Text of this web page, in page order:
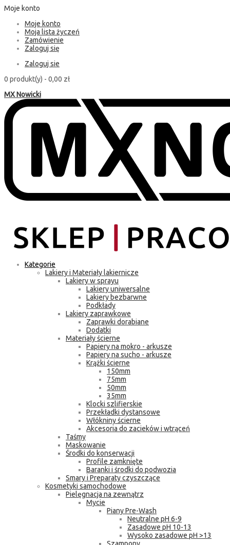
Moje konto
Moje konto
Moja lista życzeń
Zamówienie
Zaloguj się
Zaloguj sie
0 produkt(y) - 0,00 zł
MX Nowicki
Kategorie
Lakiery i Materiały lakiernicze
Lakiery w sprayu
Lakiery uniwersalne
Lakiery bezbarwne
Podkłady
Lakiery zaprawkowe
Zaprawki dorabiane
Dodatki
Materiały ścierne
Papiery na mokro - arkusze
Papiery na sucho - arkusze
Krążki ścierne
150mm
75mm
50mm
35mm
Klocki szlifierskie
Przekładki dystansowe
Włókniny ścierne
Akcesoria do zacieków i wtrąceń
Taśmy
Maskowanie
Środki do konserwacji
Profile zamknięte
Baranki i środki do podwozia
Smary i Preparaty czyszczące
Kosmetyki samochodowe
Pielęgnacja na zewnątrz
Mycie
Piany Pre-Wash
Neutralne pH 6-9
Zasadowe pH 10-13
Wysoko zasadowe pH >13